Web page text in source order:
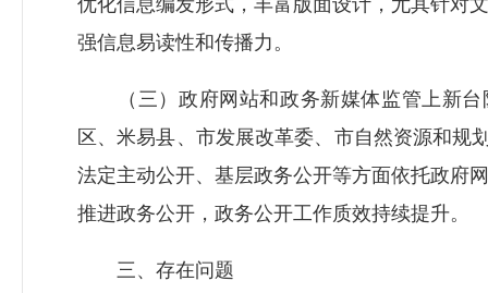
优化信息编发形式，丰富版面设计，尤其针对
强信息易读性和传播力。
（三）政府网站和政务新媒体监管上新台
区、米易县、市发展改革委、市自然资源和规
法定主动公开、基层政务公开等方面依托政府
推进政务公开，政务公开工作质效持续提升。
三、存在问题